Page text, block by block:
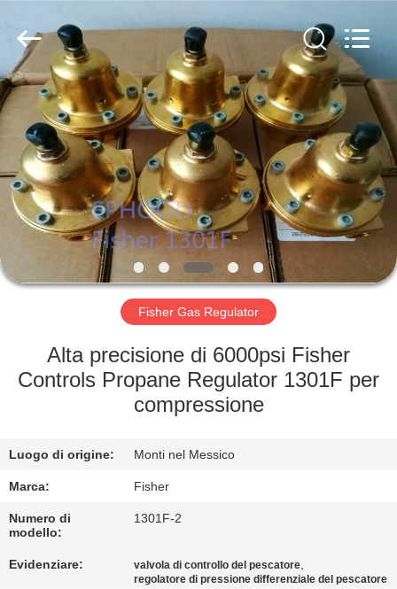
CASA.
PRODOTTI
DI
NOI
VISITA
FABBRICA
CONTROLLO
QUALITÀ
CONTATTACI
NOTIZIE
Equipment
Ltd..
All
Rights
Reserved.
Fisher Gas Regulator
Alta precisione di 6000psi Fisher
Controls Propane Regulator 1301F per
compressione
Luogo di origine: Monti nel Messico
Marca: Fisher
Numero di
modello:
1301F-2
Evidenziare: valvola di controllo del pescatore,
regolatore di pressione differenziale del pescatore